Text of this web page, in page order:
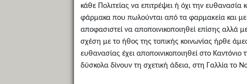
κάθε Πολιτείας να επιτρέψει ή όχι την
φάρμακα που πωλούνται από τα φαρμακεία και με
αποφασιστεί να αποποινικοποιηθεί επίσης
σχέση με το ήθος της τοπικής κοινωνίας ήρθε
ευθανασίας έχει αποποινικοποιηθεί στο
δύσκολα δίνουν τη σχετική άδεια, στη Γαλλία το